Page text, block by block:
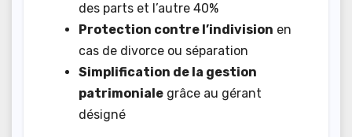
des parts et l’autre 40%
Protection contre l’indivision en
cas de divorce ou séparation
Simplification de la gestion
patrimoniale grâce au gérant
désigné